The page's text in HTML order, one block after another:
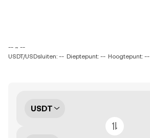
-- ~ --
USDT/USDsluiten: -- Dieptepunt: -- Hoogtepunt: --
USDT